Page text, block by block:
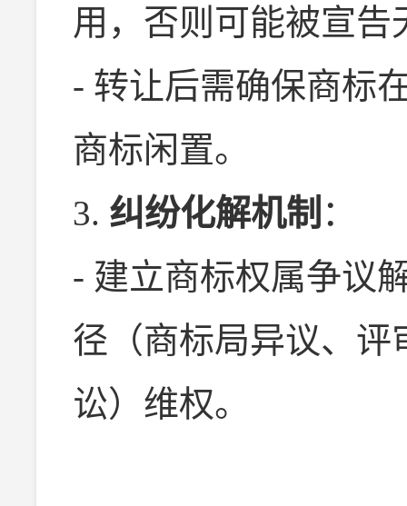
用，否则可能被宣告
- 转让后需确保商标
商标闲置。
3. 纠纷化解机制 ：
- 建立商标权属争议
径（商标局异议、评
讼）维权。